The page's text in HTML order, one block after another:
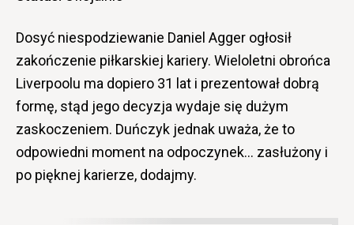
Dosyć niespodziewanie Daniel Agger ogłosił
zakończenie piłkarskiej kariery. Wieloletni obrońca
Liverpoolu ma dopiero 31 lat i prezentował dobrą
formę, stąd jego decyzja wydaje się dużym
zaskoczeniem. Duńczyk jednak uważa, że to
odpowiedni moment na odpoczynek… zasłużony i
po pięknej karierze, dodajmy.